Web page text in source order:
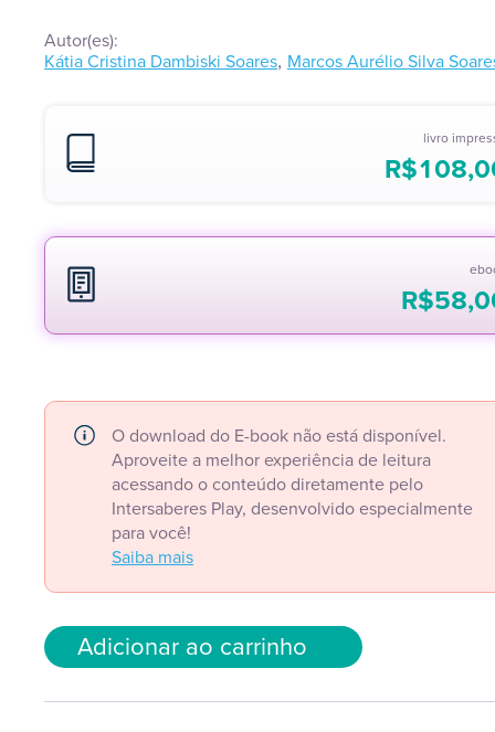
Autor(es):
Kátia Cristina Dambiski Soares, Marcos Aurélio Silva
livro
R$
R$
O download do E-book não está disponível.
Aproveite a melhor experiência de leitura
acessando o conteúdo diretamente pelo
Intersaberes Play, desenvolvido especialmente
para você!
Saiba mais
Adicionar ao carrinho